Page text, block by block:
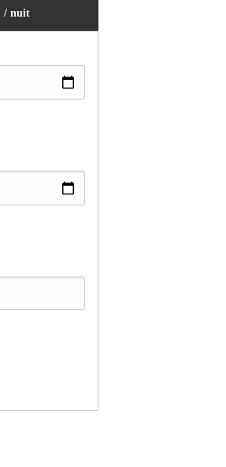
/ nuit